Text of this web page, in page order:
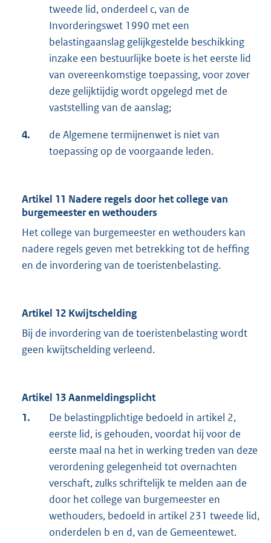
tweede lid, onderdeel c, van de
Invorderingswet 1990 met een
belastingaanslag gelijkgestelde beschikking
inzake een bestuurlijke boete is het eerste lid
van overeenkomstige toepassing, voor zover
deze gelijktijdig wordt opgelegd met de
vaststelling van de aanslag;
4.
de Algemene termijnenwet is niet van
toepassing op de voorgaande leden.
Artikel 11 Nadere regels door het college van
burgemeester en wethouders
Het college van burgemeester en wethouders kan
nadere regels geven met betrekking tot de heffing
en de invordering van de toeristenbelasting.
Artikel 12 Kwijtschelding
Bij de invordering van de toeristenbelasting wordt
geen kwijtschelding verleend.
Artikel 13 Aanmeldingsplicht
1.
De belastingplichtige bedoeld in artikel 2,
eerste lid, is gehouden, voordat hij voor de
eerste maal na het in werking treden van deze
verordening gelegenheid tot overnachten
verschaft, zulks schriftelijk te melden aan de
door het college van burgemeester en
wethouders, bedoeld in artikel 231 tweede lid,
onderdelen b en d, van de Gemeentewet.